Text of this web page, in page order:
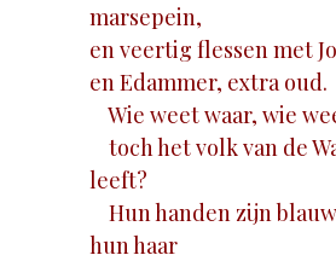
marsepein,
en veertig flessen met
en Edammer, extra oud.
Wie weet waar, wie
toch het volk van de
leeft?
Hun handen zijn
hun haar